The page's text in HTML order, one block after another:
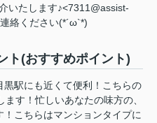
いたします♪<7311@assist-
絡ください(*´ω`*)
(おすすめポイント)
駅にも近くて便利！こちらの
す！忙しいあなたの味方の、
こちらはマンションタイプに